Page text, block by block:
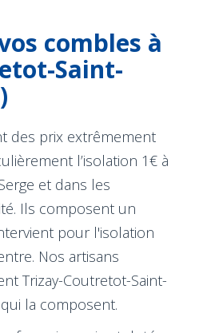
combles à
Saint-
des prix extrêmement
l’isolation 1€ à
et dans les
Ils composent un
pour l'isolation
Nos artisans
Trizay-Coutretot-Saint-
la composent.